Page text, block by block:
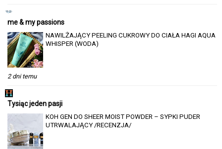
me & my passions
NAWILŻAJĄCY PEELING CUKROWY DO CIAŁA HAGI AQUA
WHISPER (WODA)
2 dni temu
Tysiąc jeden pasji
KOH GEN DO SHEER MOIST POWDER – SYPKI PUDER
UTRWALAJĄCY /RECENZJA/